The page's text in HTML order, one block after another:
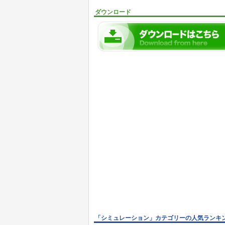
ダウンロード
「シミュレーション」カテゴリーの人気ランキ